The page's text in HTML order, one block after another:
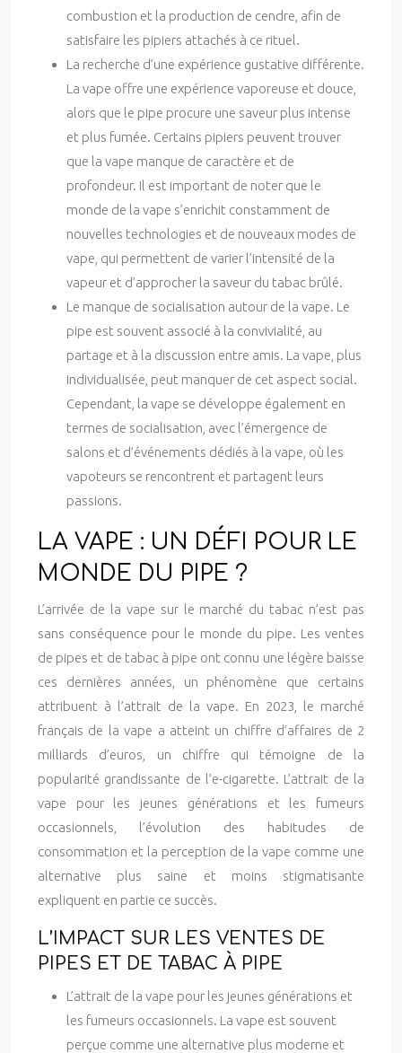
combustion et la production de cendre, afin de
satisfaire les pipiers attachés à ce rituel.
La recherche d’une expérience gustative différente.
La vape offre une expérience vaporeuse et douce,
alors que le pipe procure une saveur plus intense
et plus fumée. Certains pipiers peuvent trouver
que la vape manque de caractère et de
profondeur. Il est important de noter que le
monde de la vape s’enrichit constamment de
nouvelles technologies et de nouveaux modes de
vape, qui permettent de varier l’intensité de la
vapeur et d’approcher la saveur du tabac brûlé.
Le manque de socialisation autour de la vape. Le
pipe est souvent associé à la convivialité, au
partage et à la discussion entre amis. La vape, plus
individualisée, peut manquer de cet aspect social.
Cependant, la vape se développe également en
termes de socialisation, avec l’émergence de
salons et d’événements dédiés à la vape, où les
vapoteurs se rencontrent et partagent leurs
passions.
LA VAPE : UN DÉFI POUR LE
MONDE DU PIPE ?
L’arrivée de la vape sur le marché du tabac n’est pas
sans conséquence pour le monde du pipe. Les ventes
de pipes et de tabac à pipe ont connu une légère baisse
ces dernières années, un phénomène que certains
attribuent à l’attrait de la vape. En 2023, le marché
français de la vape a atteint un chiffre d’affaires de 2
milliards d’euros, un chiffre qui témoigne de la
popularité grandissante de l’e-cigarette. L’attrait de la
vape pour les jeunes générations et les fumeurs
occasionnels, l’évolution des habitudes de
consommation et la perception de la vape comme une
alternative plus saine et moins stigmatisante
expliquent en partie ce succès.
L’IMPACT SUR LES VENTES DE
PIPES ET DE TABAC À PIPE
L’attrait de la vape pour les jeunes générations et
les fumeurs occasionnels. La vape est souvent
perçue comme une alternative plus moderne et